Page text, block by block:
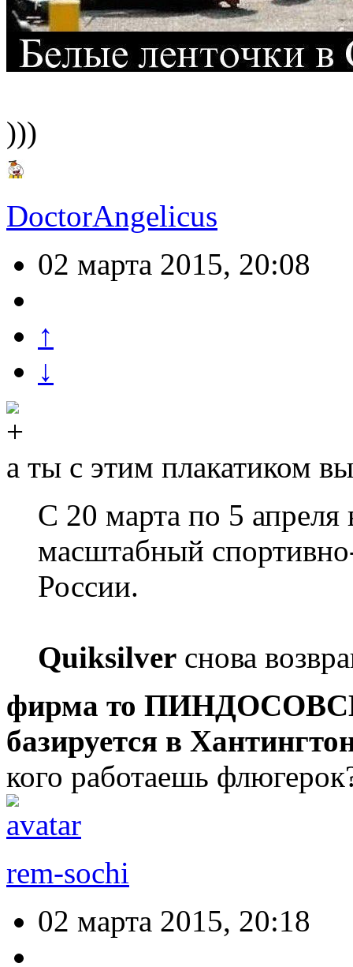
)))
DoctorAngelicus
02 марта 2015, 20:08
↑
↓
а ты с этим плакатиком
С 20 марта по 5
масштабный
России.
Quiksilver снова
фирма то
базируется в
кого работаешь
rem-sochi
02 марта 2015, 20:18